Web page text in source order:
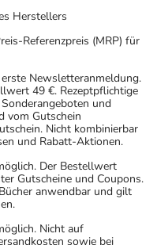
Herstellers
Referenzpreis (MRP) für
Newsletteranmeldung.
49 €. Rezeptpflichtige
und
vom Gutschein
Nicht kombinierbar
und Rabatt-Aktionen.
Der Bestellwert
Gutscheine und Coupons.
anwendbar und gilt
Nicht auf
sowie bei